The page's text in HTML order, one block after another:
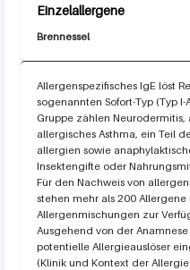
Brennessel
Allergenspezifisches IgE löst
sogenannten Sofort-Typ (Typ
Gruppe zählen Neurodermitis,
allergisches Asthma, ein Teil
allergien sowie
Insektengifte oder
Für den Nachweis von
stehen mehr als 200 Allergene
Allergenmischungen zur
Ausgehend von der
potentielle Allergieauslöser
(Klinik und Kontext der